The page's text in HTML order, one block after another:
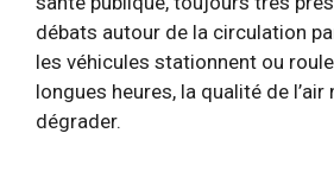
débats autour de la circulation
les véhicules stationnent ou
longues heures, la qualité de l’air
dégrader.